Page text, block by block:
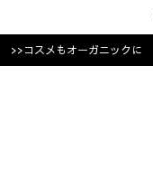
>>コスメもオーガニックに